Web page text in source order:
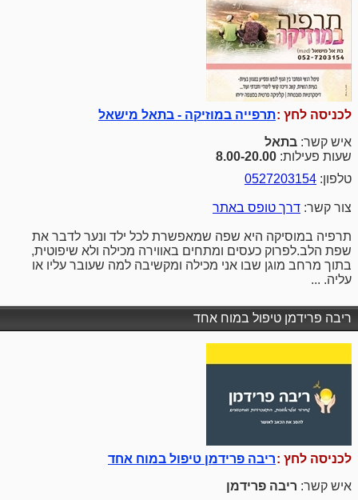
לכניסה לחץ :תרפייה במוזיקה - בתאל מישאל
איש קשר: בתאל
שעות פעילות: 8.00-20.00
טלפון: 0527203154
צור קשר: דרך טופס באתר
תרפיה במוסיקה היא שפה שמאפשרת לכל ילד ונער לדבר את
שפת הלב.לפרוק כעסים ומתחים באווירה מכילה ולא שיפוטית,
בתוך מרחב מוגן שבו אני מכילה ומקשיבה למה שעובר עליו או
עליה. ...
ריבה פרידמן טיפול במוח אחד
לכניסה לחץ :ריבה פרידמן טיפול במוח אחד
איש קשר: ריבה פרידמן